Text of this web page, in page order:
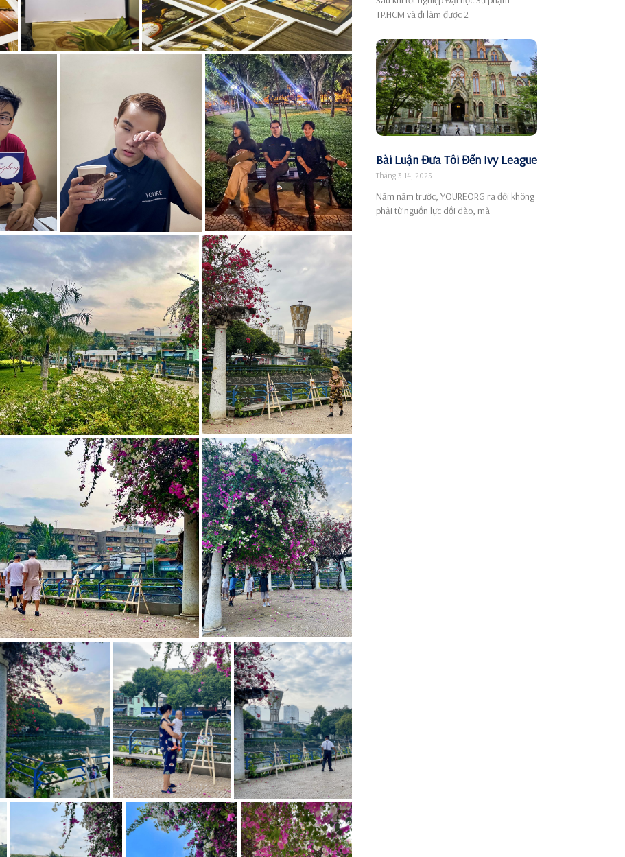
TP.HCM và đi làm được 2
Bài Luận Đưa Tôi Đến Ivy League
Tháng 3 14, 2025
Năm năm trước, YOUREORG ra đời không
phải từ nguồn lực dồi dào, mà